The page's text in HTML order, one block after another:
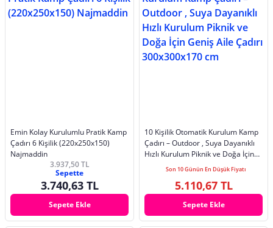
Emin Kolay Kurulumlu Pratik Kamp
Çadırı 6 Kişilik (220x250x150)
Najmaddin
3.937,50 TL
Sepette
3.740,63 TL
Sepete Ekle
10 Kişilik Otomatik Kurulum Kamp
Çadırı – Outdoor , Suya Dayanıklı
Hızlı Kurulum Piknik ve Doğa İçin
Geniş Aile Çadırı 300x300x170 cm
Son 10 Günün En Düşük Fiyatı
5.110,67 TL
Sepete Ekle